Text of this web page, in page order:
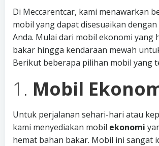
Di Meccarentcar, kami menawarkan
mobil yang dapat disesuaikan
Anda. Mulai dari mobil ekonomi yang
bakar hingga kendaraan mewah
Berikut beberapa pilihan mobil yang
1. Mobil
Untuk perjalanan sehari-hari atau
kami menyediakan mobil ekonomi
hemat bahan bakar. Mobil ini sangat